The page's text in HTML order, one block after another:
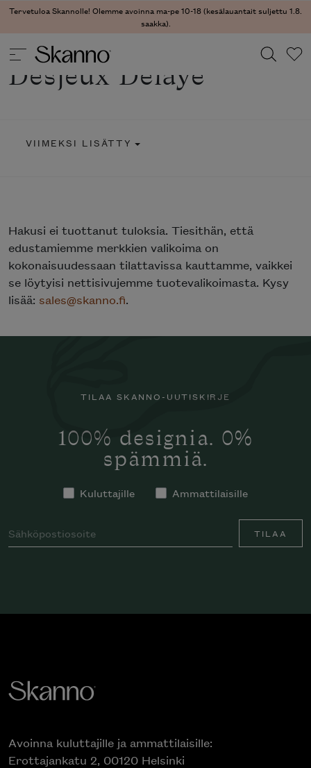
Tervetuloa Skannolle! Olemme avoinna ma-pe 10-18 (kesälauantait suljettu 1.8.
saakka).
Desjeux Delaye
VIIMEKSI LISÄTTY
Hakusi ei tuottanut tuloksia. Tiesithän, että
edustamiemme merkkien valikoima on
kokonaisuudessaan tilattavissa kauttamme, vaikkei
se löytyisi nettisivujemme tuotevalikoimasta. Kysy
lisää: sales@skanno.fi.
TILAA SKANNO-UUTISKIRJE
100% designia. 0%
spämmiä.
Kuluttajille Ammattilaisille
TILAA
Avoinna kuluttajille ja ammattilaisille:
Erottajankatu 2, 00120 Helsinki